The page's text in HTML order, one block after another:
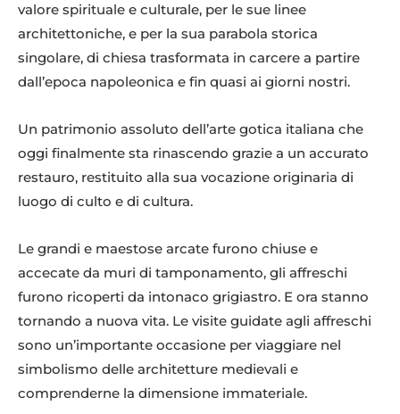
valore spirituale e culturale, per le sue linee
architettoniche, e per la sua parabola storica
singolare, di chiesa trasformata in carcere a partire
dall’epoca napoleonica e fin quasi ai giorni nostri.
Un patrimonio assoluto dell’arte gotica italiana che
oggi finalmente sta rinascendo grazie a un accurato
restauro, restituito alla sua vocazione originaria di
luogo di culto e di cultura.
Le grandi e maestose arcate furono chiuse e
accecate da muri di tamponamento, gli affreschi
furono ricoperti da intonaco grigiastro. E ora stanno
tornando a nuova vita. Le visite guidate agli affreschi
sono un’importante occasione per viaggiare nel
simbolismo delle architetture medievali e
comprenderne la dimensione immateriale.